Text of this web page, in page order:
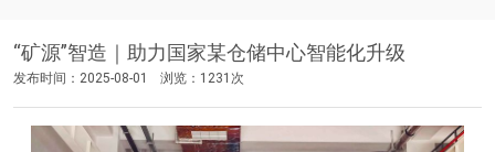
“矿源”智造｜助力国家某仓储中心智能化升级
发布时间：2025-08-01 浏览：1231次